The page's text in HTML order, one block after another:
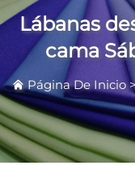
Lábanas
cama
Página De Inicio>